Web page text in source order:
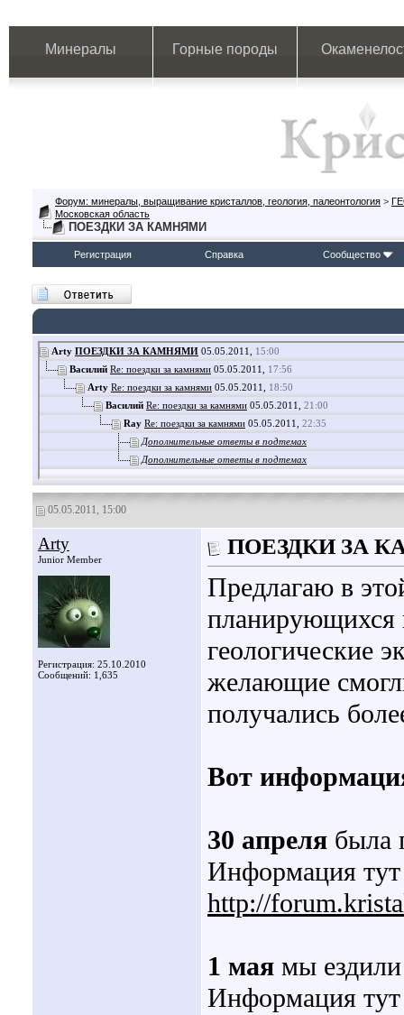
Минералы Горные породы
Форум: минералы, выращивание кристаллов, геология, палеонтология >
Московская область
ПОЕЗДКИ ЗА КАМНЯМИ
Регистрация Справка Сообщество
Arty ПОЕЗДКИ ЗА КАМНЯМИ 05.05.2011, 15:00
Василий Re: поездки за камнями 05.05.2011, 17:56
Arty Re: поездки за камнями 05.05.2011, 18:50
Василий Re: поездки за камнями 05.05.2011, 21:00
Ray Re: поездки за камнями 05.05.2011, 22:35
Дополнительные ответы в подтемах
Дополнительные ответы в подтемах
05.05.2011, 15:00
Arty
Junior Member
Регистрация: 25.10.2010
Сообщений: 1,635
ПОЕЗДКИ ЗА
Предлагаю в
планирующихся
геологические
желающие
получались
Вот
30 апреля была
Информация тут
http://
1 мая мы
Информация тут